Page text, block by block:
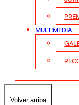
MULTIMEDIA
Volver arriba